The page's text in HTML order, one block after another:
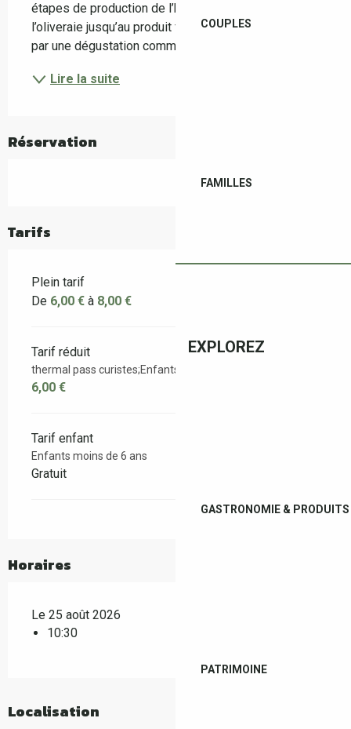
COUPLES
FAMILLES
EXPLOREZ
GASTRONOMIE & PRODUITS
PATRIMOINE
étapes de production de l’huile d’olive, depuis
l’oliveraie jusqu’au produit fini.La visite se conclut
par une dégustation commentée des huiles d’olive...
Lire la suite
Réservation
Tarifs
Plein tarif
De 6,00 € à 8,00 €
Tarif réduit
thermal pass curistes;Enfants de 6 à 17 ans
6,00 €
Tarif enfant
Enfants moins de 6 ans
Gratuit
Horaires
Le 25 août 2026
10:30
Localisation